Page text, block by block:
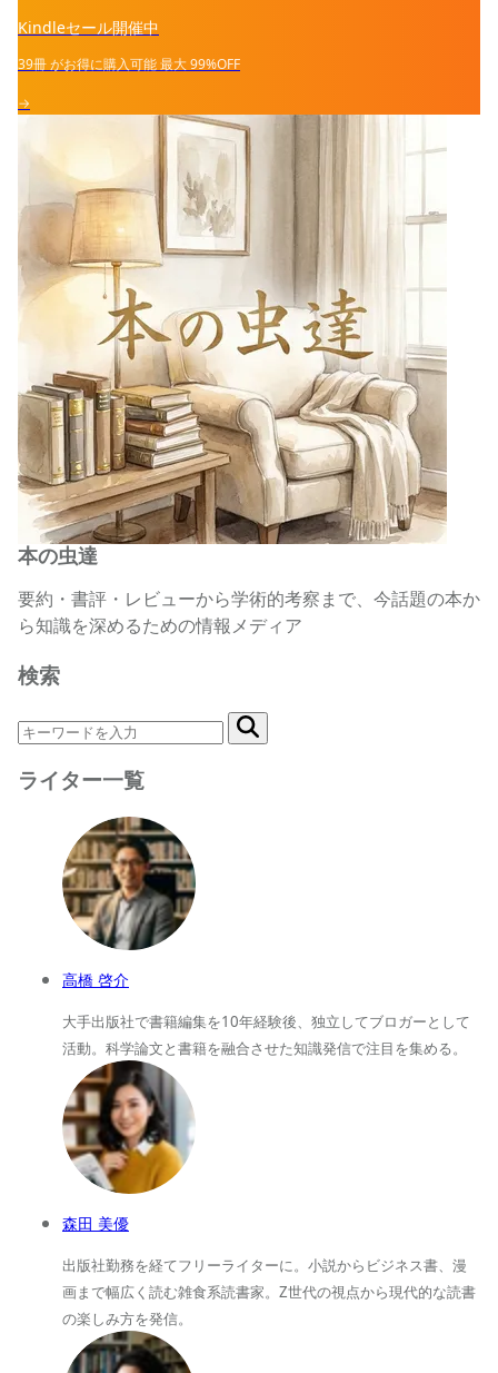
Kindleセール開催中
39冊がお得に購入可能最大99%OFF
→
本の虫達
要約・書評・レビューから学術的考察まで、今話題の本か
ら知識を深めるための情報メディア
検索
ライター一覧
高橋 啓介
大手出版社で書籍編集を10年経験後、独立してブロガーとして
活動。科学論文と書籍を融合させた知識発信で注目を集める。
森田 美優
出版社勤務を経てフリーライターに。小説からビジネス書、漫
画まで幅広く読む雑食系読書家。Z世代の視点から現代的な読書
の楽しみ方を発信。